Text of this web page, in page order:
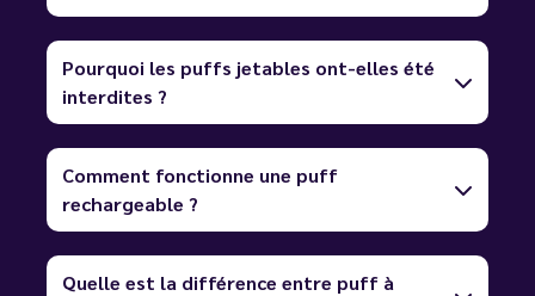
Pourquoi les puffs jetables ont-elles été
interdites ?
Comment fonctionne une puff
rechargeable ?
Quelle est la différence entre puff à